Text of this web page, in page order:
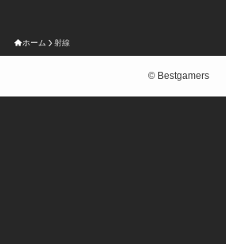
ホーム 射線
©Bestgamers